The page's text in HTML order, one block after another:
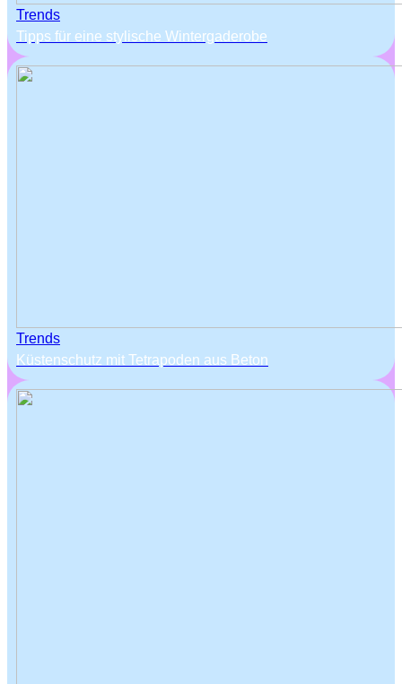
Trends
Tipps für eine stylische Wintergaderobe
Trends
Küstenschutz mit Tetrapoden aus Beton